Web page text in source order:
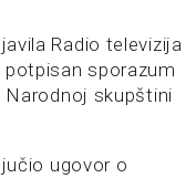
Radio televizija
potpisan sporazum
Narodnoj skupštini
ugovor o